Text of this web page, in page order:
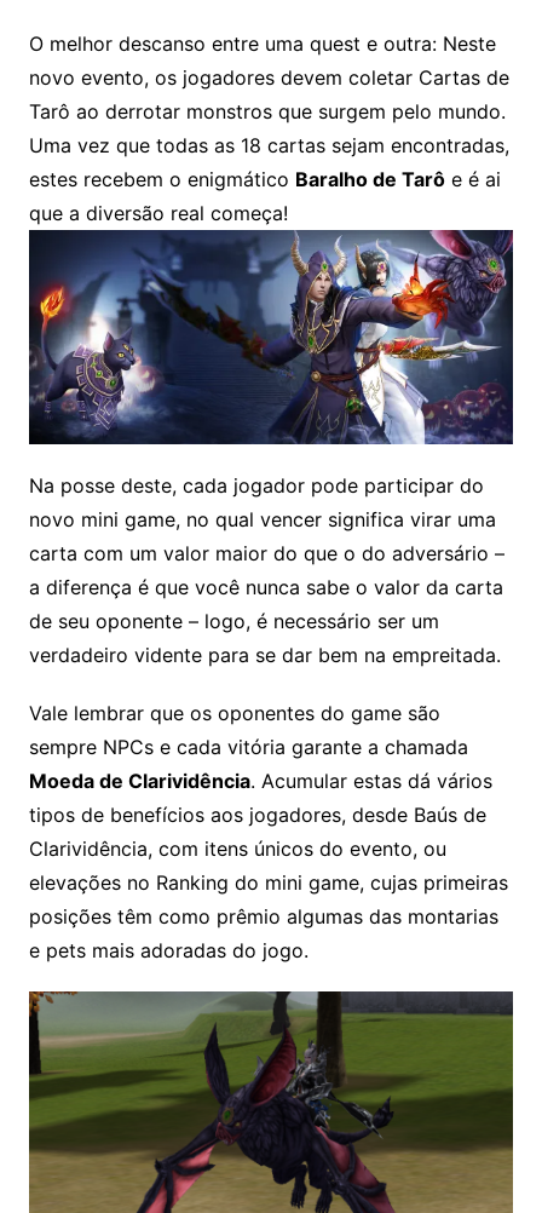
O melhor descanso entre uma quest e outra: Neste
novo evento, os jogadores devem coletar Cartas de
Tarô ao derrotar monstros que surgem pelo mundo.
Uma vez que todas as 18 cartas sejam encontradas,
estes recebem o enigmático Baralho de Tarôe é ai
que a diversão real começa!
Na posse deste, cada jogador pode participar do
novo mini game, no qual vencer significa virar uma
carta com um valor maior do que o do adversário –
a diferença é que você nunca sabe o valor da carta
de seu oponente – logo, é necessário ser um
verdadeiro vidente para se dar bem na empreitada.
Vale lembrar que os oponentes do game são
sempre NPCs e cada vitória garante a chamada
Moeda de Clarividência. Acumular estas dá vários
tipos de benefícios aos jogadores, desde Baús de
Clarividência, com itens únicos do evento, ou
elevações no Ranking do mini game, cujas primeiras
posições têm como prêmio algumas das montarias
e pets mais adoradas do jogo.